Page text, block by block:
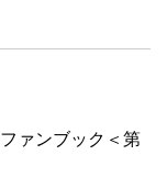
ァンブック＜第